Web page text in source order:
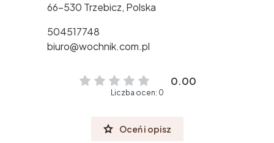
66-530 Trzebicz, Polska
504517748
biuro@wochnik.com.pl
0.00
Liczba ocen: 0
Oceń i opisz